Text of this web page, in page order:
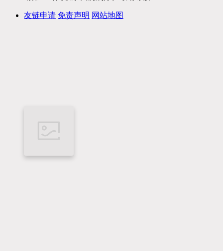
友链申请 免责声明 网站地图